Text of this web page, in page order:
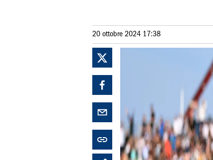
20 ottobre 2024 17:38